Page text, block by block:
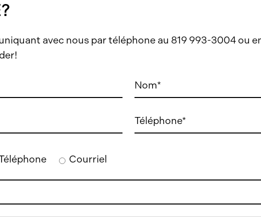
avec nous par téléphone au 819 993-3004 ou
Courriel